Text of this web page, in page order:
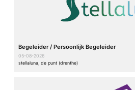
Begeleider / Persoonlijk Begeleider
05-08-2026
stellaluna, de punt (drenthe)